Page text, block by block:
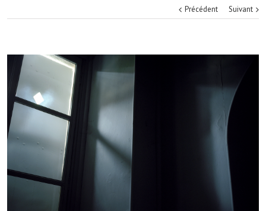
Précédent Suivant